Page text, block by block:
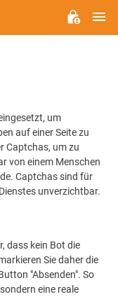
um
auf einer Seite zu
Captchas, um zu
von einem Menschen
Captchas sind für
unverzichtbar.
dass kein Bot die
Sie daher die
"Absenden". So
eine reale